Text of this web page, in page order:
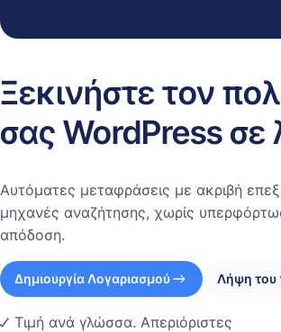
Ξεκινήστε τον
σας WordPress σε
Αυτόματες μεταφράσεις με ακριβή
μηχανές αναζήτησης, χωρίς
απόδοση.
Δημιουργία Λογαριασμού Λήψη του
Τιμή ανά γλώσσα. Απεριόριστες